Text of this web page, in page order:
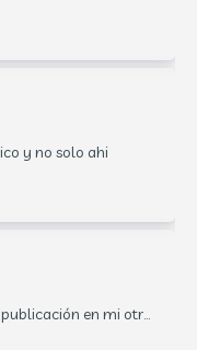
y no solo ahi
en mi otr...